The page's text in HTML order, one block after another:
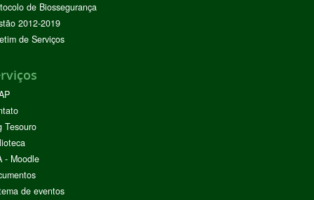
de Biossegurança
2012-2019
de Serviços
Tesouro
- Moodle
de eventos